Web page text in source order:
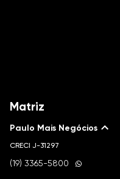
Matriz
Paulo Mais Negócios
CRECI J-31297
(19) 3365-5800